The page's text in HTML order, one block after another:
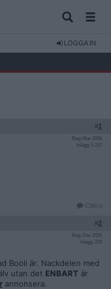
LOGGA IN
#1
Reg: Mar 2006
Inlägg: 5 217
Citera
#2
Reg: Dec 2025
Inlägg: 229
Booli är. Nackdelen med
utan det ENBART är
annonsera.